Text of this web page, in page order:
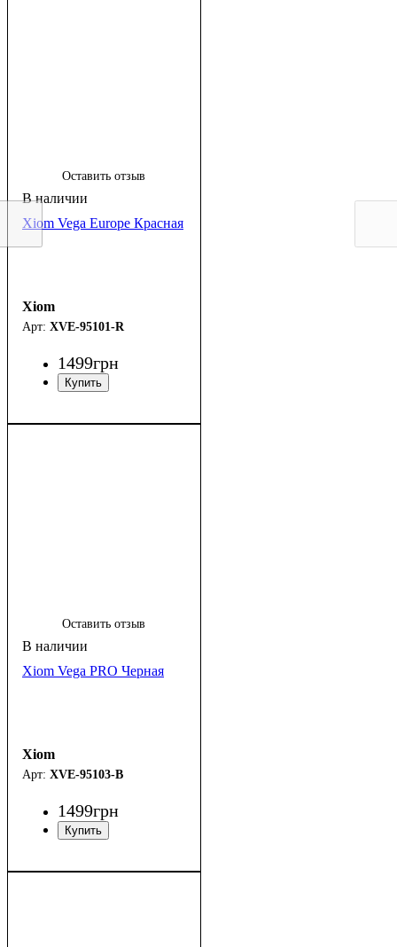
Оставить отзыв
Xiom Vega Europe Красная
Xiom
XVE-95101-R
1499грн
Оставить отзыв
Xiom Vega PRO Черная
Xiom
XVE-95103-B
1499грн